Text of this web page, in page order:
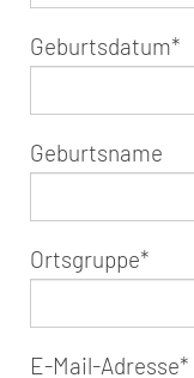
Geburtsdatum*
Geburtsname
Ortsgruppe*
E-Mail-Adresse*